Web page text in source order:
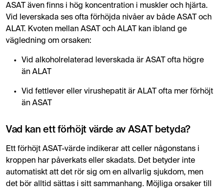
ASAT även finns i hög koncentration i muskler och hjärta.
Vid leverskada ses ofta förhöjda nivåer av både ASAT och
ALAT. Kvoten mellan ASAT och ALAT kan ibland ge
vägledning om orsaken:
Vid alkoholrelaterad leverskada är ASAT ofta högre
än ALAT
Vid fettlever eller virushepatit är ALAT ofta mer förhöjt
än ASAT
Vad kan ett förhöjt värde av ASAT betyda?
Ett förhöjt ASAT-värde indikerar att celler någonstans i
kroppen har påverkats eller skadats. Det betyder inte
automatiskt att det rör sig om en allvarlig sjukdom, men
det bör alltid sättas i sitt sammanhang. Möjliga orsaker till